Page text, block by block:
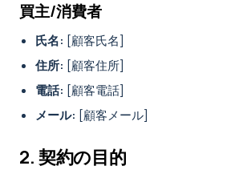
買主/消費者
氏名: [顧客氏名]
住所: [顧客住所]
電話: [顧客電話]
メール: [顧客メール]
2. 契約の目的